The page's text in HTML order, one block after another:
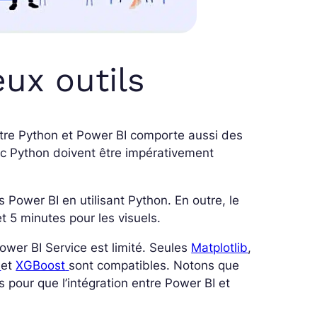
outils
Python et Power BI comporte aussi des
Python doivent être impérativement
BI en utilisant Python. En outre, le
5 minutes pour les visuels.
BI Service est limité. Seules Matplotlib,
etXGBoost sont compatibles. Notons que
que l’intégration entre Power BI et